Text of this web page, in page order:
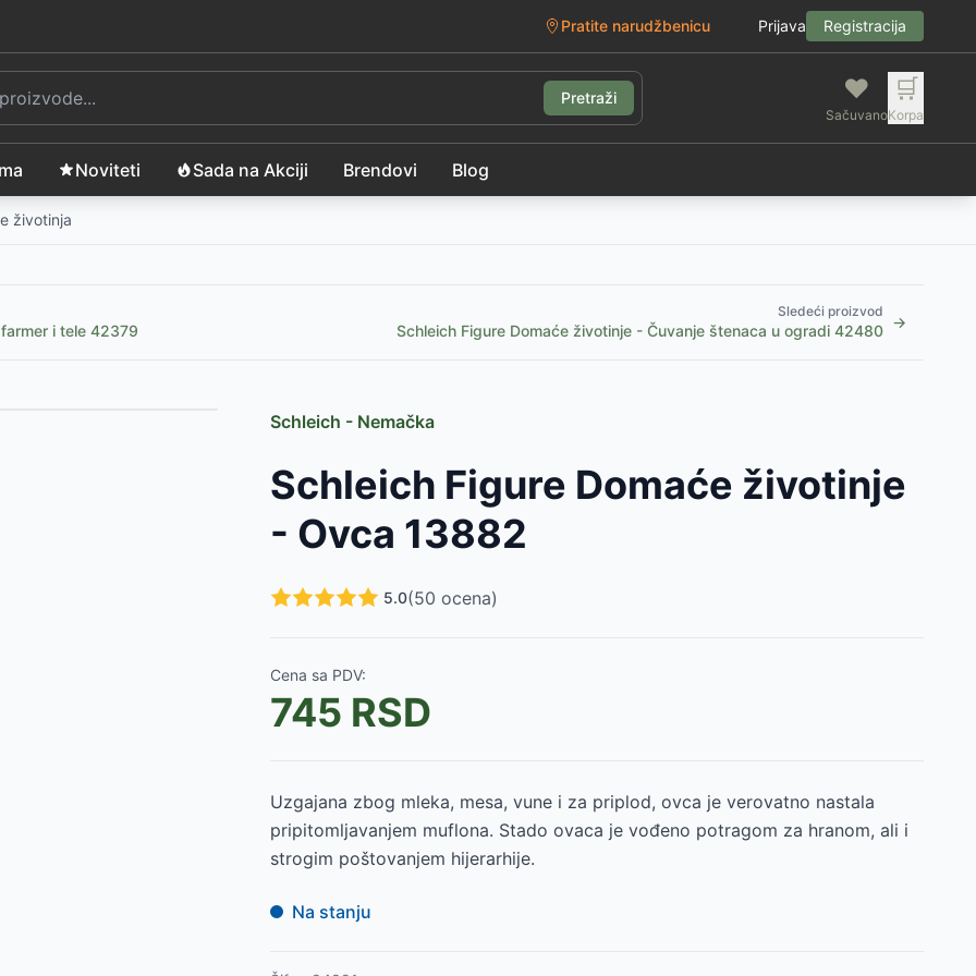
Pratite narudžbenicu Prijava Registracija
Pretraži ❤️
Sačuvano
🛒
Korpa
Noviteti Sada na Akciji Brendovi Blog
životinja
i tele 42379
Sledeći proizvod
Schleich Figure Domaće životinje - Čuvanje štenaca u ogradi 42480 →
RSD
Schleich - Nemačka
Schleich Figure Domaće životinje
- Ovca 13882
5.0(50 ocena)
Cena sa PDV:
745 RSD
Uzgajana zbog mleka, mesa, vune i za priplod, ovca je verovatno nastala
pripitomljavanjem muflona. Stado ovaca je vođeno potragom za hranom, ali i
strogim poštovanjem hijerarhije.
Na stanju